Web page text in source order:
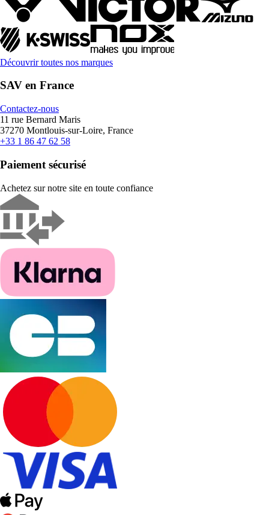
Découvrir toutes nos marques
SAV en France
Contactez-nous
11 rue Bernard Maris
37270 Montlouis-sur-Loire, France
+33 1 86 47 62 58
Paiement sécurisé
Achetez sur notre site en toute confiance